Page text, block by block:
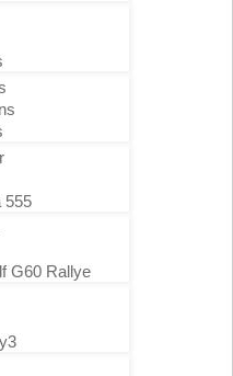
555
G60 Rallye